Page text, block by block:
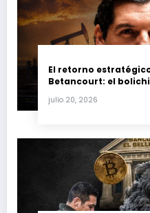
El retorno
Betancourt: el
petrolera venezolana
julio 20, 2026